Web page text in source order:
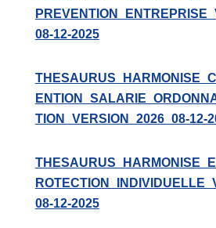
08-12-2025
TION_VERSION_2026_08-12-
08-12-2025